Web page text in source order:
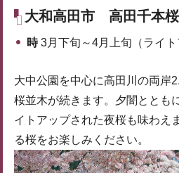
大和高田市 高田千本桜
時3月下旬～4月上旬（ライト
大中公園を中心に高田川の両岸
桜並木が続きます。夕闇ととも
イトアップされた夜桜も味わえ
る桜をお楽しみください。